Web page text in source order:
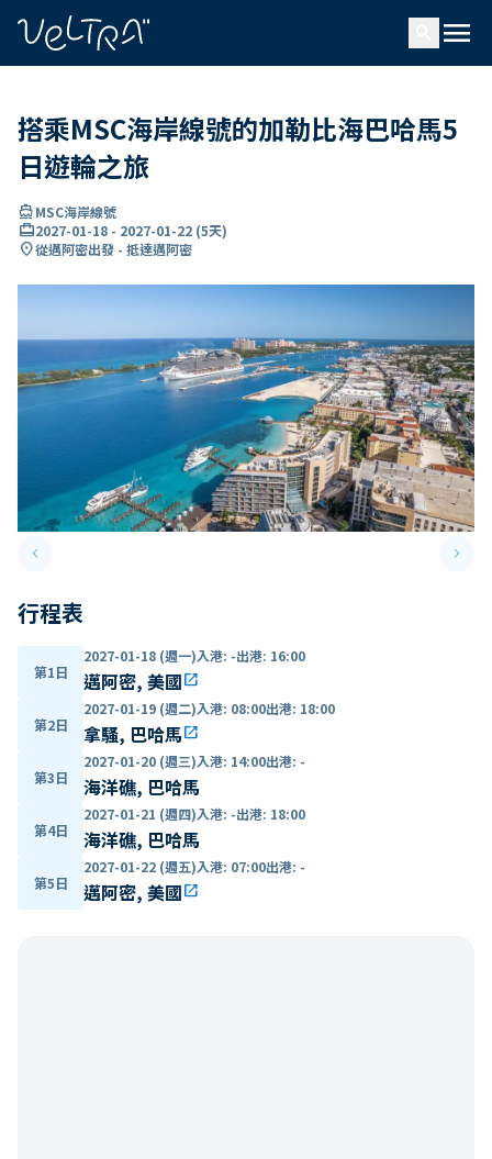
menu
搭乘MSC海岸線號的加勒比海巴哈馬5
日遊輪之旅
directions_boatMSC海岸線號
card_travel2027-01-18 - 2027-01-22 (5天)
location_on從邁阿密出發 - 抵達邁阿密
keyboard_arrow_leftPrevious slide keyboard_arrow_right
行程表
第1日
2027-01-18 (週一)入港: -出港: 16:00
邁阿密, 美國open_in_new
第2日
2027-01-19 (週二)入港: 08:00出港: 18:00
拿騷, 巴哈馬open_in_new
第3日
2027-01-20 (週三)入港: 14:00出港: -
海洋礁, 巴哈馬
第4日
2027-01-21 (週四)入港: -出港: 18:00
海洋礁, 巴哈馬
第5日
2027-01-22 (週五)入港: 07:00出港: -
邁阿密, 美國open_in_new